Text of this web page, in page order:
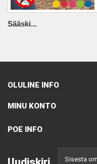
Sääski...
OLULINE INFO
MINU KONTO
POE INFO